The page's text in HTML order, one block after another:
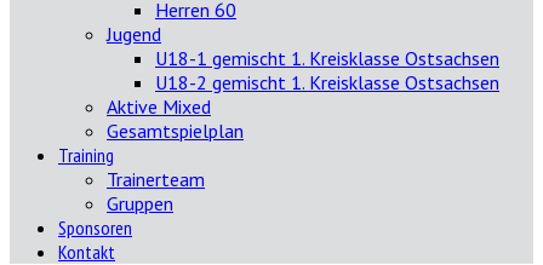
Herren 60
Jugend
U18-1 gemischt 1. Kreisklasse Ostsachsen
U18-2 gemischt 1. Kreisklasse Ostsachsen
Aktive Mixed
Gesamtspielplan
Training
Trainerteam
Gruppen
Sponsoren
Kontakt